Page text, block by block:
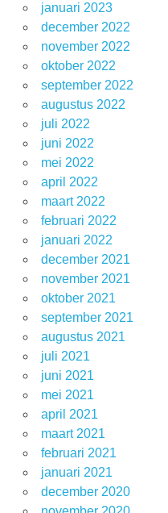
januari 2023
december 2022
november 2022
oktober 2022
september 2022
augustus 2022
juli 2022
juni 2022
mei 2022
april 2022
maart 2022
februari 2022
januari 2022
december 2021
november 2021
oktober 2021
september 2021
augustus 2021
juli 2021
juni 2021
mei 2021
april 2021
maart 2021
februari 2021
januari 2021
december 2020